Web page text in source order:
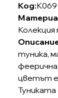
Код:K069
Колекция
туника,
цветът е
Туниката